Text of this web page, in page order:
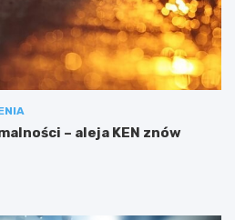
– aleja KEN znów